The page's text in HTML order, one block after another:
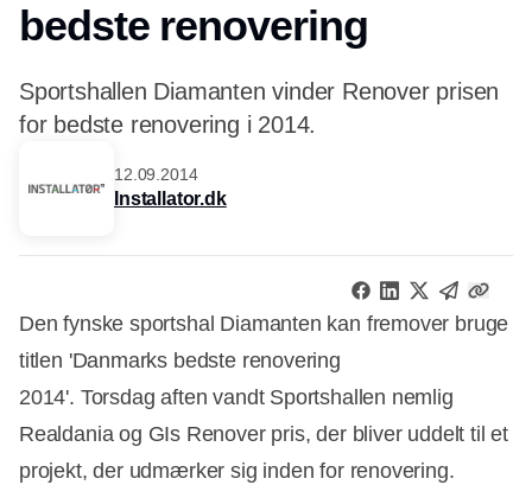
bedste renovering
Sportshallen Diamanten vinder Renover prisen
for bedste renovering i 2014.
12.09.2014
Installator.dk
Den fynske sportshal Diamanten kan fremover bruge
titlen 'Danmarks bedste renovering
2014'. Torsdag aften vandt Sportshallen nemlig
Realdania og GIs Renover pris, der bliver uddelt til et
projekt, der udmærker sig inden for renovering.